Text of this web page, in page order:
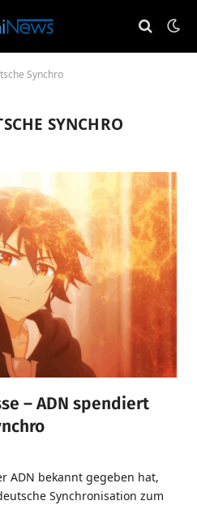
Synchro
SYNCHRO
– ADN spendiert
ADN bekannt gegeben hat,
Synchronisation zum